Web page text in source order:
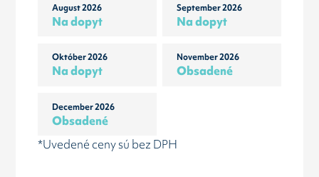
August 2026
Na dopyt
September 2026
Na dopyt
Október 2026
Na dopyt
November 2026
Obsadené
December 2026
Obsadené
*Uvedené ceny sú bez DPH